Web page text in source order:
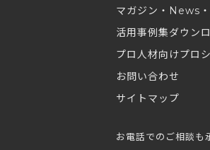
マガジン・News
活用事例集ダウン
プロ人材向けプロ
お問い合わせ
サイトマップ
お電話でのご相談も